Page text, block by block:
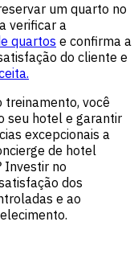
um quarto no
verificar a
quartos e confirma a
do cliente e
treinamento, você
seu hotel e garantir
excepcionais a
de hotel
Investir no
dos
e ao